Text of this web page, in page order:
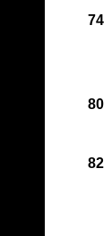
74
80
82